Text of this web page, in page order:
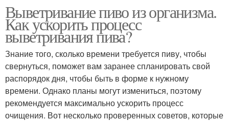
Выветривание пиво из организма.
Как ускорить процесс
выветривания пива?
Знание того, сколько времени требуется пиву, чтобы
свернуться, поможет вам заранее спланировать свой
распорядок дня, чтобы быть в форме к нужному
времени. Однако планы могут измениться, поэтому
рекомендуется максимально ускорить процесс
очищения. Вот несколько проверенных советов, которые